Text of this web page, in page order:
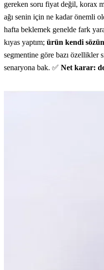
gereken soru fiyat değil, korax
ağı senin için ne kadar önemli
hafta beklemek genelde fark
kıyas yaptım; ürün kendi
segmentine göre bazı özellikler
senaryona bak. ✅ Net karar: